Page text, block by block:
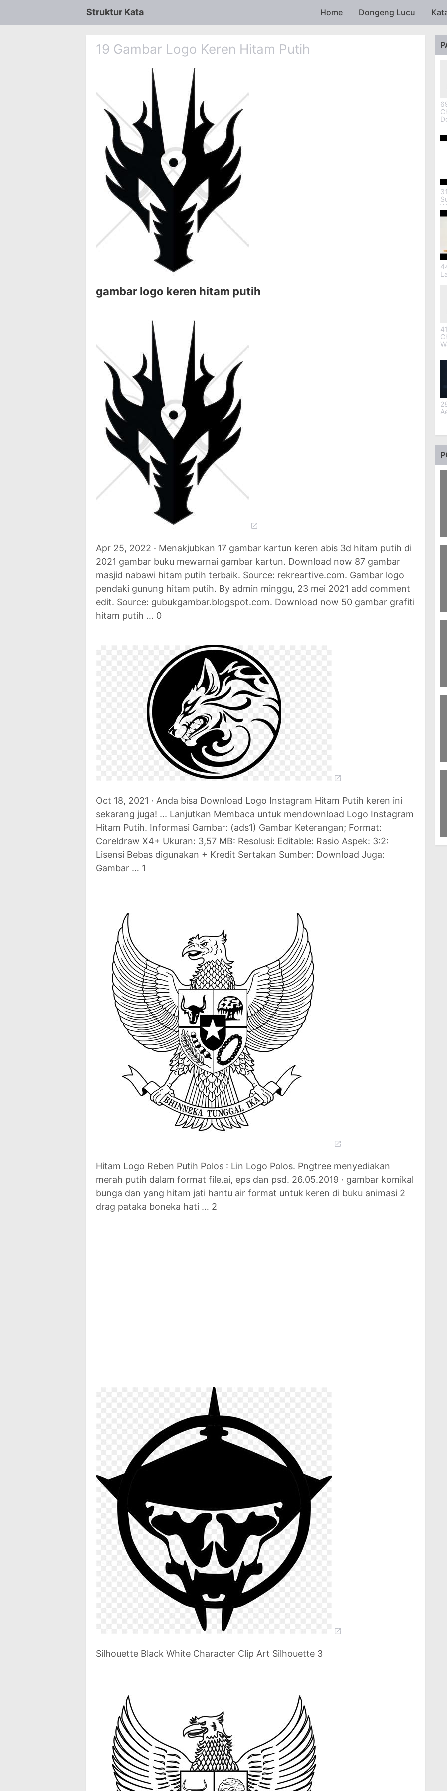
Skip to main content
Struktur Kata Home Dongeng Lucu
19 Gambar Logo Keren Hitam Putih
gambar logo keren hitam putih
Apr 25, 2022 · Menakjubkan 17 gambar kartun keren abis 3d hitam putih di
2021 gambar buku mewarnai gambar kartun. Download now 87 gambar
masjid nabawi hitam putih terbaik. Source: rekreartive.com. Gambar logo
pendaki gunung hitam putih. By admin minggu, 23 mei 2021 add comment
edit. Source: gubukgambar.blogspot.com. Download now 50 gambar grafiti
hitam putih … 0
Oct 18, 2021 · Anda bisa Download Logo Instagram Hitam Putih keren ini
sekarang juga! ... Lanjutkan Membaca untuk mendownload Logo Instagram
Hitam Putih. Informasi Gambar: (ads1) Gambar Keterangan; Format:
Coreldraw X4+ Ukuran: 3,57 MB: Resolusi: Editable: Rasio Aspek: 3:2:
Lisensi Bebas digunakan + Kredit Sertakan Sumber: Download Juga:
Gambar … 1
Hitam Logo Reben Putih Polos : Lin Logo Polos. Pngtree menyediakan
merah putih dalam format file.ai, eps dan psd. 26.05.2019 · gambar komikal
bunga dan yang hitam jati hantu air format untuk keren di buku animasi 2
drag pataka boneka hati … 2
Silhouette Black White Character Clip Art Silhouette 3